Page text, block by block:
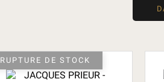
RUPTURE DE STOCK